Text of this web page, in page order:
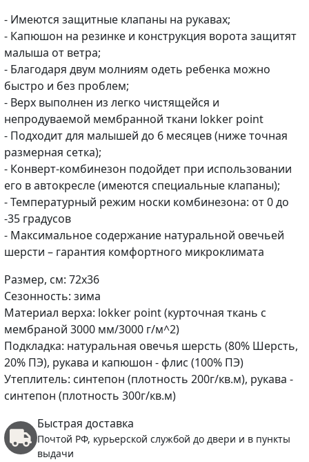
- Имеются защитные клапаны на рукавах;
- Капюшон на резинке и конструкция ворота защитят
малыша от ветра;
- Благодаря двум молниям одеть ребенка можно
быстро и без проблем;
- Верх выполнен из легко чистящейся и
непродуваемой мембранной ткани lokker point
- Подходит для малышей до 6 месяцев (ниже точная
размерная сетка);
- Конверт-комбинезон подойдет при использовании
его в автокресле (имеются специальные клапаны);
- Температурный режим носки комбинезона: от 0 до
-35 градусов
- Максимальное содержание натуральной овечьей
шерсти – гарантия комфортного микроклимата
Размер, см: 72х36
Сезонность: зима
Материал верха: lokker point (курточная ткань с
мембраной 3000 мм/3000 г/м^2)
Подкладка: натуральная овечья шерсть (80% Шерсть,
20% ПЭ), рукава и капюшон - флис (100% ПЭ)
Утеплитель: синтепон (плотность 200г/кв.м), рукава -
синтепон (плотность 300г/кв.м)
Быстрая доставка
Почтой РФ, курьерской службой до двери и в пункты
выдачи